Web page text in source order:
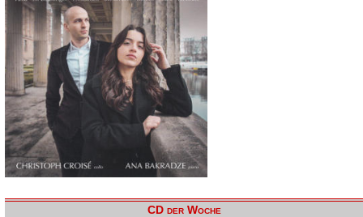
CD der Woche